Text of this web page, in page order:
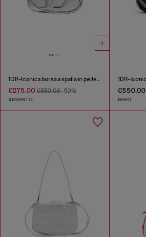
1DR-Iconica borsa a spalla in pelle specchiata
€275.00 €550.00-50%
ARGENTO
€550.00
NERO